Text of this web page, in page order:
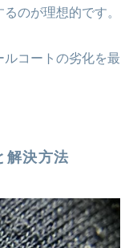
のが理想的です。
ルコートの劣化を最
解決方法